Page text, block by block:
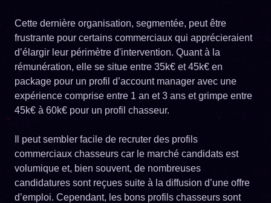
Cette dernière organisation, segmentée, peut être
frustrante pour certains commerciaux qui apprécieraient
d’élargir leur périmètre d'intervention. Quant à la
rémunération, elle se situe entre 35k€ et 45k€ en
package pour un profil d’account manager avec une
expérience comprise entre 1 an et 3 ans et grimpe entre
45k€ à 60k€ pour un profil chasseur.
Il peut sembler facile de recruter des profils
commerciaux chasseurs car le marché candidats est
volumique et, bien souvent, de nombreuses
candidatures sont reçues suite à la diffusion d’une offre
d’emploi. Cependant, les bons profils chasseurs sont